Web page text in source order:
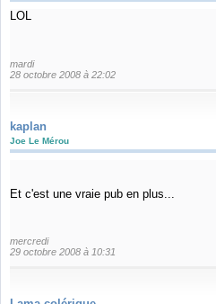
LOL
mardi
28 octobre 2008 à 22:02
kaplan
Joe Le Mérou
Et c'est une vraie pub en plus...
mercredi
29 octobre 2008 à 10:31